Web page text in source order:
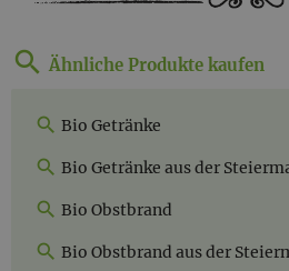
Ähnliche Produkte kaufen
Bio Getränke
Bio Getränke aus der
Bio Obstbrand
Bio Obstbrand aus der